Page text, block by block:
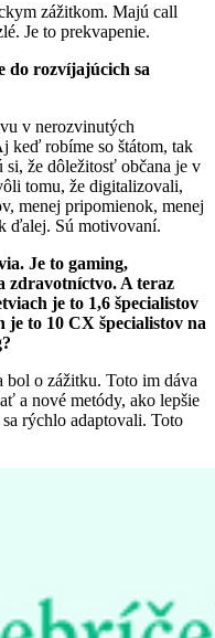
zážitkom. Majú call
Je to prekvapenie.
do rozvíjajúcich sa
v nerozvinutých
keď robíme so štátom, tak
že dôležitosť občana je v
tomu, že digitalizovali,
menej pripomienok, menej
ďalej. Sú motivovaní.
Je to gaming,
zdravotníctvo. A teraz
je to 1,6 špecialistov
to 10 CX špecialistov na
o zážitku. Toto im dáva
a nové metódy, ako lepšie
rýchlo adaptovali. Toto